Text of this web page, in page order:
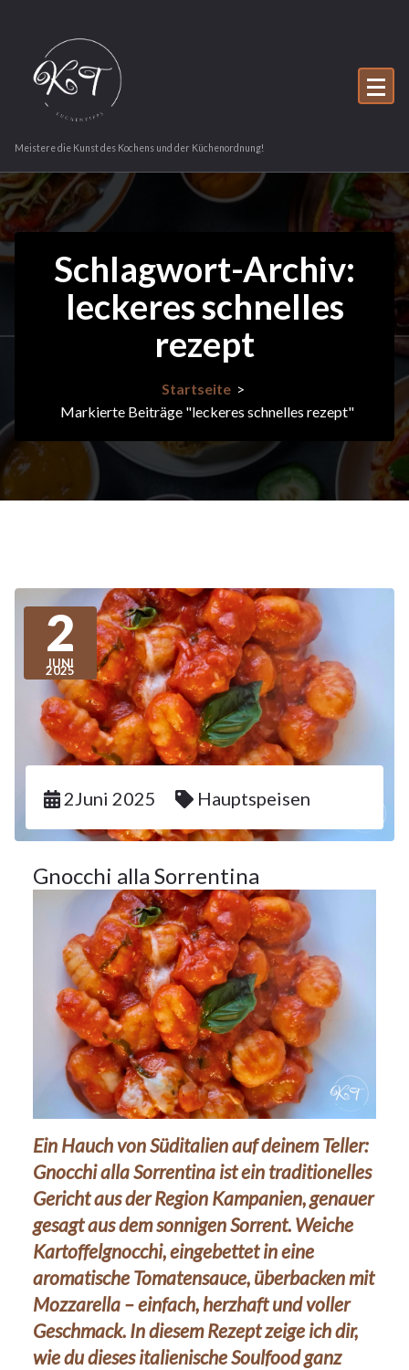
springen
Meistere die Kunst des Kochens und der Küchenordnung!
Schlagwort-Archiv:
leckeres schnelles
rezept
Startseite >
Markierte Beiträge "leckeres schnelles rezept"
2
JUNI
2025
2Juni 2025 Hauptspeisen
Gnocchi alla Sorrentina
Ein Hauch von Süditalien auf deinem Teller:
Gnocchi alla Sorrentina ist ein traditionelles
Gericht aus der Region Kampanien, genauer
gesagt aus dem sonnigen Sorrent. Weiche
Kartoffelgnocchi, eingebettet in eine
aromatische Tomatensauce, überbacken mit
Mozzarella – einfach, herzhaft und voller
Geschmack. In diesem Rezept zeige ich dir,
wie du dieses italienische Soulfood ganz